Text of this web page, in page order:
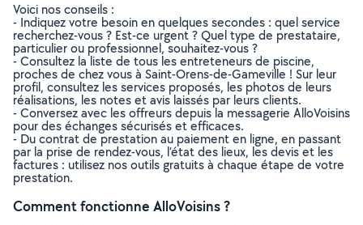
Voici nos conseils :
- Indiquez votre besoin en quelques secondes : quel service
recherchez-vous ? Est-ce urgent ? Quel type de prestataire,
particulier ou professionnel, souhaitez-vous ?
- Consultez la liste de tous les entreteneurs de piscine,
proches de chez vous à Saint-Orens-de-Gameville ! Sur leur
profil, consultez les services proposés, les photos de leurs
réalisations, les notes et avis laissés par leurs clients.
- Conversez avec les offreurs depuis la messagerie AlloVoisins
pour des échanges sécurisés et efficaces.
- Du contrat de prestation au paiement en ligne, en passant
par la prise de rendez-vous, l’état des lieux, les devis et les
factures : utilisez nos outils gratuits à chaque étape de votre
prestation.
Comment fonctionne AlloVoisins ?